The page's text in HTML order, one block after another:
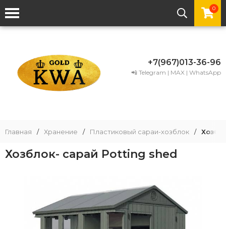
0
+7(967)013-36-96
📲 Telegram | MAX | WhatsApp
Главная / Хранение / Пластиковый сараи-хозблок /
Хозблок- сарай Potting shed